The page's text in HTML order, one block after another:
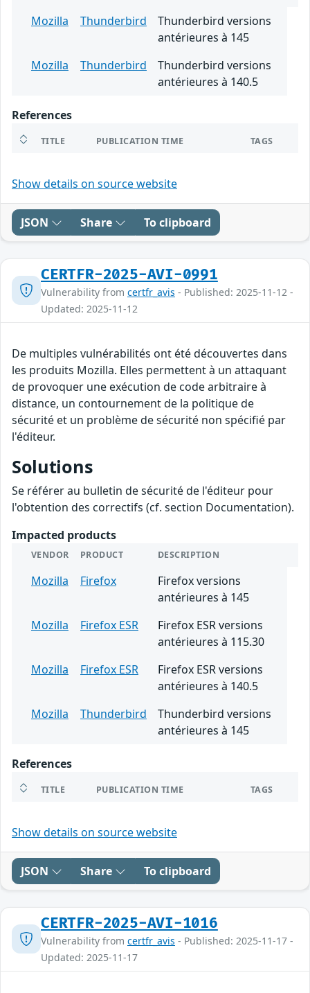
Mozilla Thunderbird
Thunderbird versions
antérieures à 145
Mozilla
Thunderbird
Thunderbird versions
antérieures à 140.5
References
TITLE PUBLICATION TIME TAGS
Show details on source website
JSON Share To clipboard
CERTFR-2025-AVI-0991
Vulnerability from certfr_avis - Published: 2025-11-12 -
Updated: 2025-11-12
De multiples vulnérabilités ont été découvertes dans
les produits Mozilla. Elles permettent à un attaquant
de provoquer une exécution de code arbitraire à
distance, un contournement de la politique de
sécurité et un problème de sécurité non spécifié par
l'éditeur.
Solutions
Se référer au bulletin de sécurité de l'éditeur pour
l'obtention des correctifs (cf. section Documentation).
Impacted products
VENDOR PRODUCT DESCRIPTION
Mozilla Firefox
Firefox versions
antérieures à 145
Mozilla
Firefox ESR
Firefox ESR versions
antérieures à 115.30
Mozilla
Firefox ESR
Firefox ESR versions
antérieures à 140.5
Mozilla
Thunderbird
Thunderbird versions
antérieures à 145
References
TITLE PUBLICATION TIME TAGS
Show details on source website
JSON Share To clipboard
CERTFR-2025-AVI-1016
Vulnerability from certfr_avis - Published: 2025-11-17 -
Updated: 2025-11-17